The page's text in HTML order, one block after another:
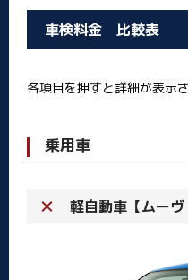
車検料金 比較表
各項目を押すと詳細が表示さ
乗用車
軽自動車【ムーヴ